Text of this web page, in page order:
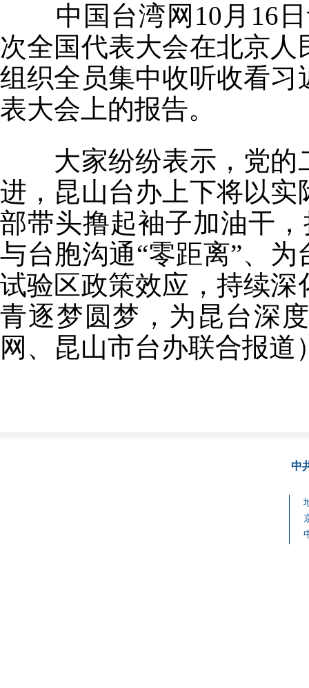
中国台湾网10月16日
次全国代表大会在北京
组织全员集中收听收看
表大会上的报告。
大家纷纷表示，党的
进，昆山台办上下将以
部带头撸起袖子加油干
与台胞沟通“零距离”、
试验区政策效应，持续
青逐梦圆梦，为昆台深
网、昆山市台办联合报道
中